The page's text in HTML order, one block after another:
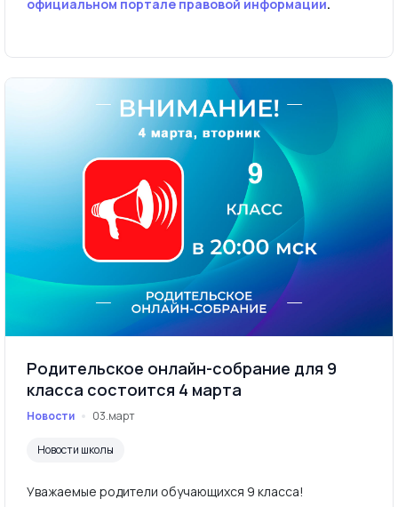
официальном портале правовой информации.
Родительское онлайн-собрание для 9
класса состоится 4 марта
Новости 03.март
Новости школы
Уважаемые родители обучающихся 9 класса!